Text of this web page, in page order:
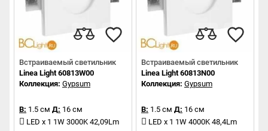
Встраиваемый светильник
Linea Light 60813W00
Коллекция: Gypsum
В: 1.5 см Д: 16 см
LED x 1 1W 3000K 42,09Lm
Встраиваемый светильник
Linea Light 60813N00
Коллекция: Gypsum
В: 1.5 см Д: 16 см
LED x 1 1W 4000K 48,4Lm